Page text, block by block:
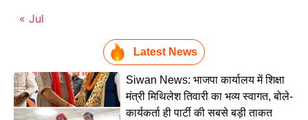
« Jul
Latest News
Siwan News: भाजपा कार्यालय में शिक्षा
मंत्री मिथिलेश तिवारी का भव्य स्वागत, बोले-
कार्यकर्ता ही पार्टी की सबसे बड़ी ताकत